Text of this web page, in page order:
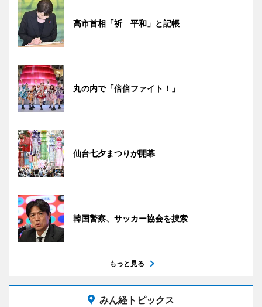
高市首相「祈 平和」と記帳
丸の内で「倍倍ファイト！」
仙台七夕まつりが開幕
韓国警察、サッカー協会を捜索
もっと見る
みん経トピックス